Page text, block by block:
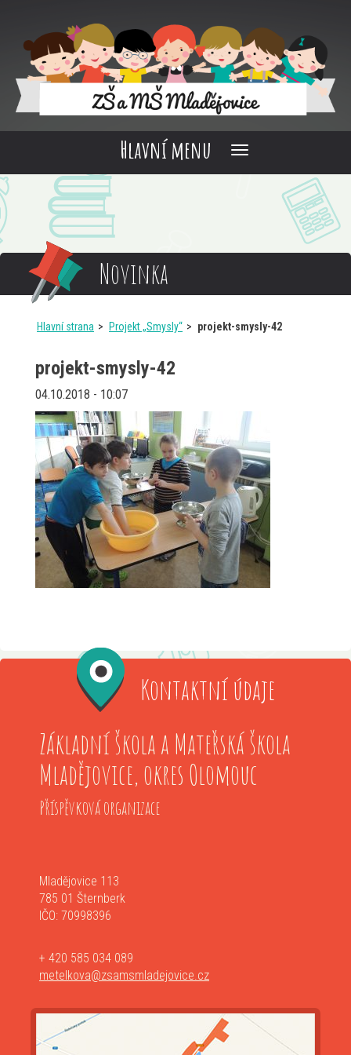
Hlavní menu
Novinka
Hlavní strana Projekt „Smysly“ projekt-smysly-42
projekt-smysly-42
04.10.2018 - 10:07
Kontaktní údaje
Základní škola a Mateřská škola
Mladějovice, okres Olomouc
Příspěvková organizace
Mladějovice 113
785 01 Šternberk
IČO: 70998396
+ 420 585 034 089
metelkova@zsamsmladejovice.cz